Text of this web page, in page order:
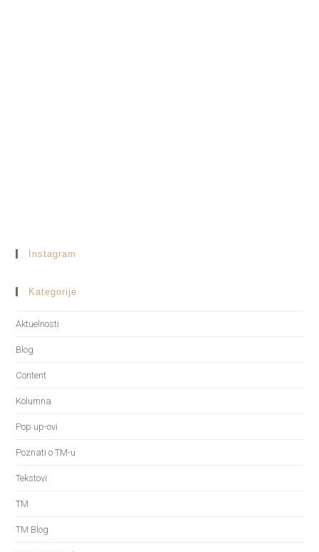
Instagram
Kategorije
Aktuelnosti
Blog
Content
Kolumna
Pop up-ovi
Poznati o TM-u
Tekstovi
TM
TM Blog